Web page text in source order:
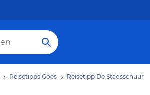
Reisetipps Goes Reisetipp De Stadsschuur